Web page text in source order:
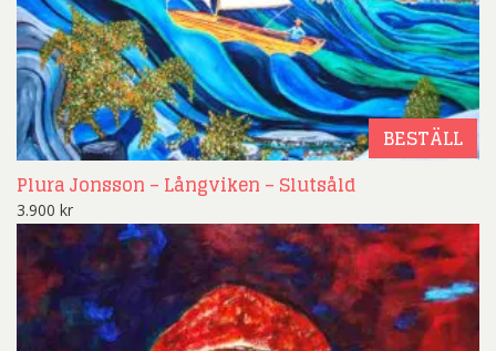
BESTÄLL
Plura Jonsson – Långviken – Slutsåld
3.900 kr